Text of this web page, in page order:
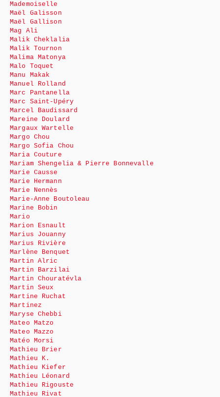
Mademoiselle
Maël Galisson
Maël Gallison
Mag Ali
Malik Cheklalia
Malik Tournon
Malima Matonya
Malo Toquet
Manu Makak
Manuel Rolland
Marc Pantanella
Marc Saint-Upéry
Marcel Baudissard
Mareine Doulard
Margaux Wartelle
Margo Chou
Margo Sofia Chou
Maria Couture
Mariam Shengelia & Pierre Bonnevalle
Marie Causse
Marie Hermann
Marie Nennès
Marie-Anne Boutoleau
Marine Bobin
Mario
Marion Esnault
Marius Jouanny
Marius Rivière
Marlène Benquet
Martin Alric
Martin Barzilai
Martin Chouratévla
Martin Seux
Martine Ruchat
Martinez
Maryse Chebbi
Mateo Matzo
Mateo Mazzo
Matéo Morsi
Mathieu Brier
Mathieu K.
Mathieu Kiefer
Mathieu Léonard
Mathieu Rigouste
Mathieu Rivat